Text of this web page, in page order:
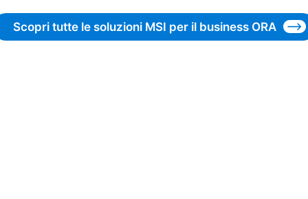
Scopri tutte le soluzioni MSI per il business ORA